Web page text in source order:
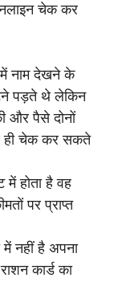
चेक कर
में नाम देखने के
पड़ते थे लेकिन
पैसे दोनों
ही चेक कर सकते
में होता है वह
पर प्राप्त
में नहीं है अपना
कार्ड का